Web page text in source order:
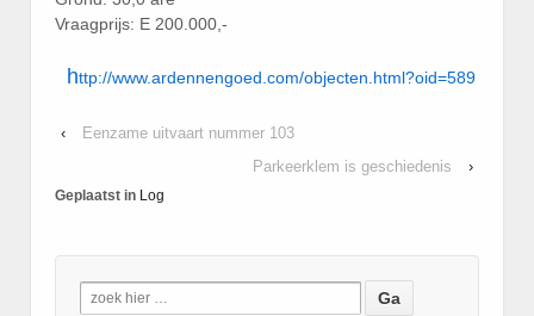
Vraagprijs: E 200.000,-
http://www.ardennengoed.com/objecten.html?oid=589
‹
Eenzame uitvaart nummer 103
Parkeerklem is geschiedenis
›
Geplaatst in Log